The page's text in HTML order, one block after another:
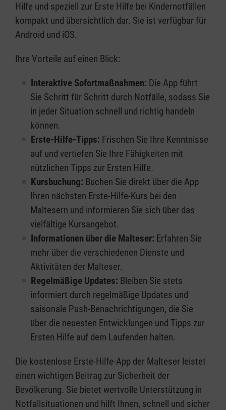
Hilfe und speziell zur Erste Hilfe bei Kindernotfällen
kompakt und übersichtlich dar. Sie ist verfügbar für
Android und iOS.
Ihre Vorteile auf einen Blick:
Interaktive Sofortmaßnahmen: Die App führt
Sie Schritt für Schritt durch Notfälle, sodass Sie
in jeder Situation schnell und richtig handeln
können.
Erste-Hilfe-Tipps: Frischen Sie Ihre Kenntnisse
auf und vertiefen Sie Ihre Fähigkeiten mit
nützlichen Tipps zur Ersten Hilfe.
Kursbuchung: Buchen Sie direkt über die App
Ihren nächsten Erste-Hilfe-Kurs bei den
Maltesern und informieren Sie sich über das
vielfältige Kursangebot.
Informationen über die Malteser: Erfahren Sie
mehr über die verschiedenen Dienste und
Aktivitäten der Malteser.
Regelmäßige Updates: Bleiben Sie stets
informiert durch regelmäßige Updates und
saisonale Push-Benachrichtigungen, die Sie
über die neuesten Entwicklungen und Tipps zur
Ersten Hilfe auf dem Laufenden halten.
Die kostenlose Erste-Hilfe-App der Malteser leistet
einen wichtigen Beitrag zur Sicherheit der
Bevölkerung. Sie bietet wertvolle Unterstützung in
Notfallsituationen und hilft Ihnen, schnell und sicher